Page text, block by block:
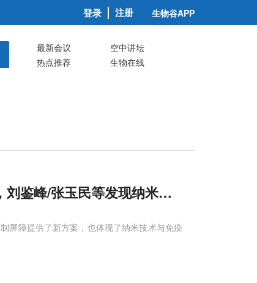
登录 注册 生物谷APP
最新会议
空中讲坛
热点推荐
生物在线
鉴峰/张玉民等发现纳米药物雾化原位
屏障提供了新方案，也体现了纳米技术与免疫